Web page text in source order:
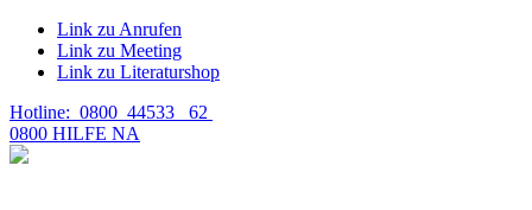
Link zu Anrufen
Link zu Meeting
Link zu Literaturshop
Hotline: 0800 44533 62
0800 HILFE NA